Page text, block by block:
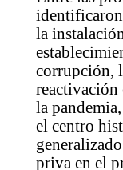
la
corrupción,
reactivación
la
el centro
priva en el